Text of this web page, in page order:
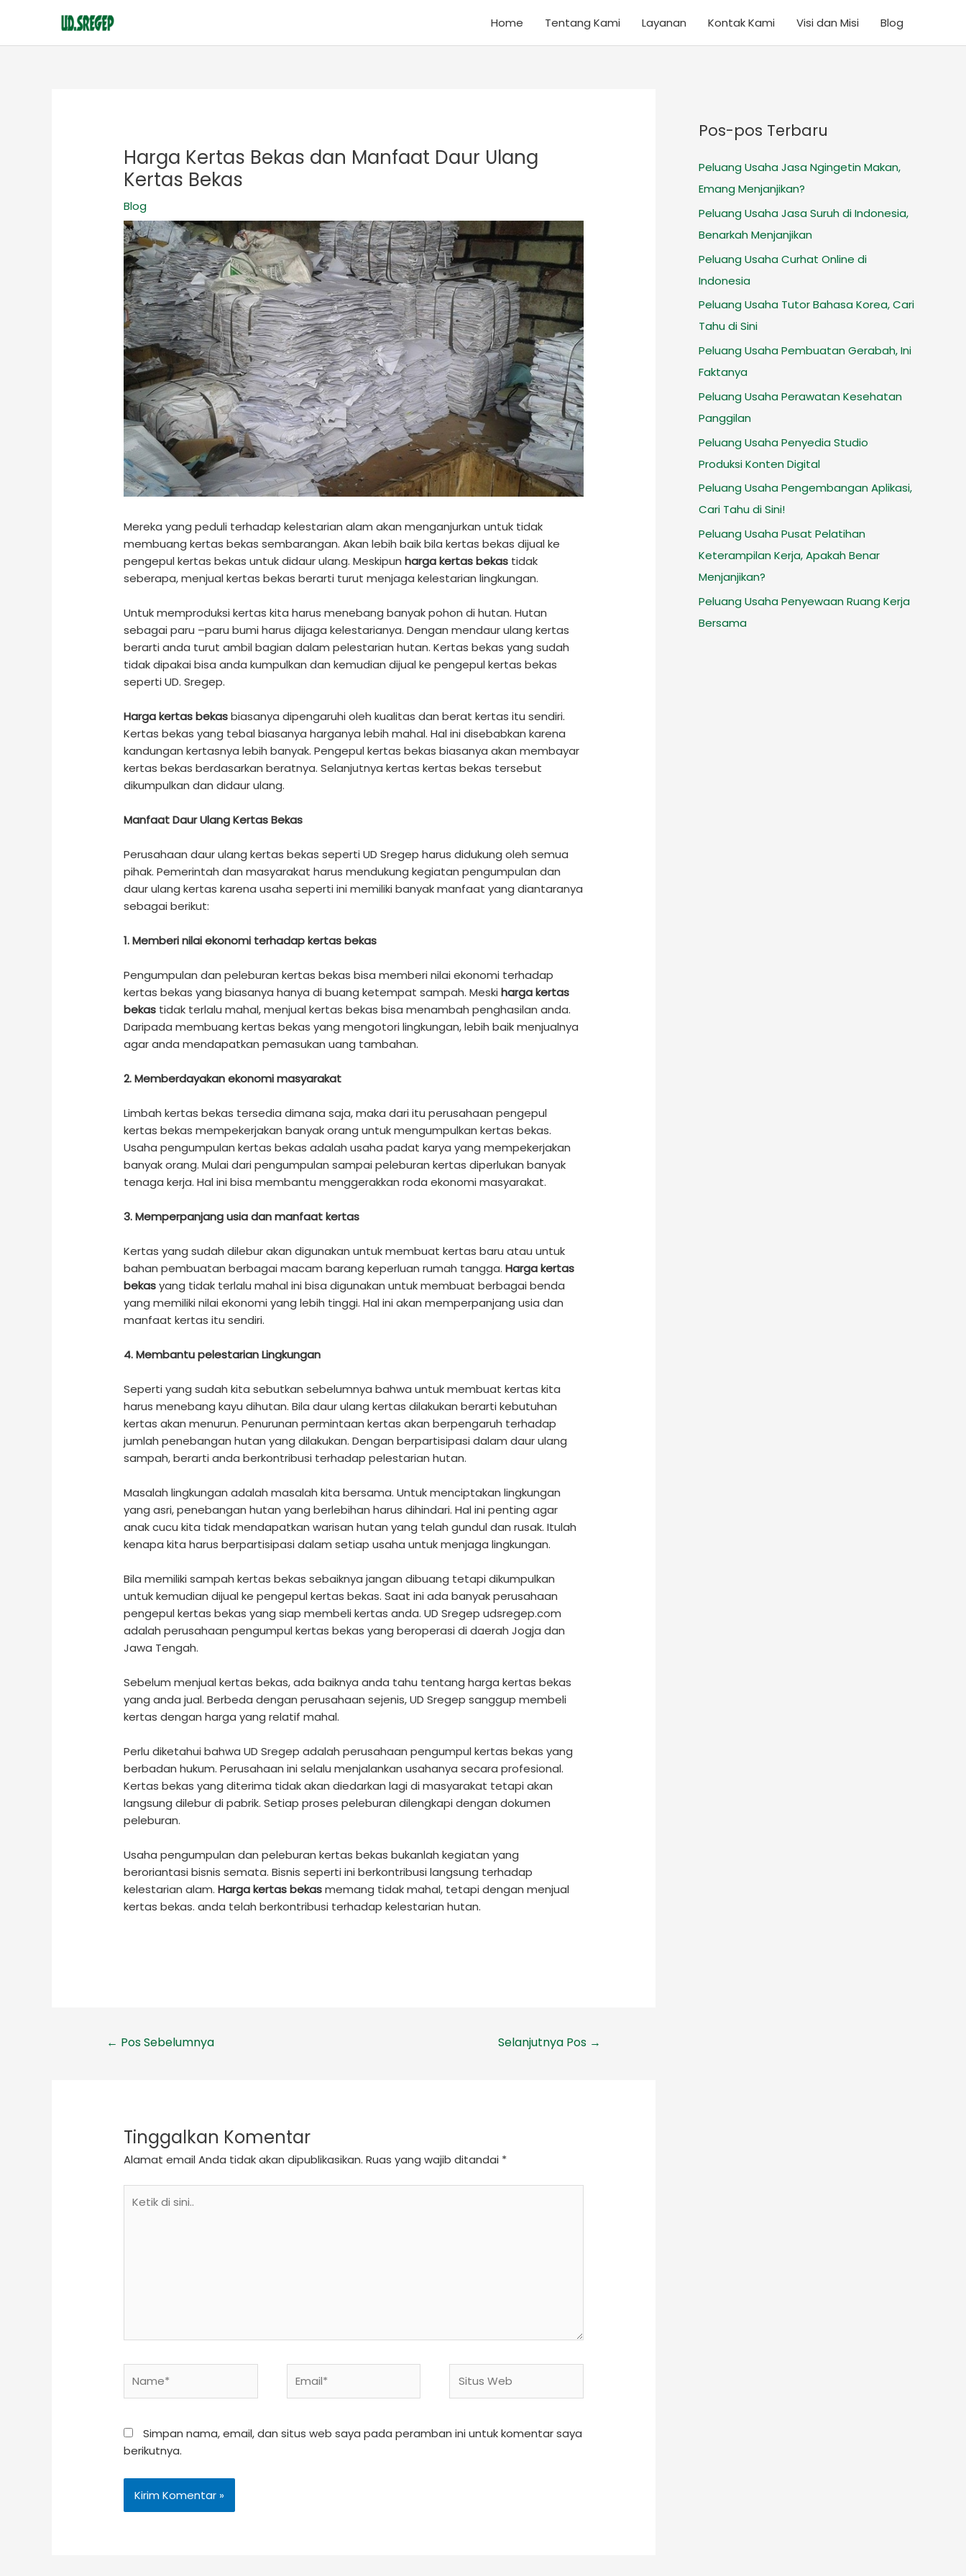
konten
Home Tentang Kami Layanan Kontak Kami Visi dan Misi Blog
Harga Kertas Bekas dan Manfaat Daur Ulang
Kertas Bekas
Blog
Mereka yang peduli terhadap kelestarian alam akan menganjurkan untuk tidak
membuang kertas bekas sembarangan. Akan lebih baik bila kertas bekas dijual ke
pengepul kertas bekas untuk didaur ulang. Meskipunharga kertas bekas tidak
seberapa, menjual kertas bekas berarti turut menjaga kelestarian lingkungan.
Untuk memproduksi kertas kita harus menebang banyak pohon di hutan. Hutan
sebagai paru –paru bumi harus dijaga kelestarianya. Dengan mendaur ulang kertas
berarti anda turut ambil bagian dalam pelestarian hutan. Kertas bekas yang sudah
tidak dipakai bisa anda kumpulkan dan kemudian dijual ke pengepul kertas bekas
seperti UD. Sregep.
Harga kertas bekasbiasanya dipengaruhi oleh kualitas dan berat kertas itu sendiri.
Kertas bekas yang tebal biasanya harganya lebih mahal. Hal ini disebabkan karena
kandungan kertasnya lebih banyak. Pengepul kertas bekas biasanya akan membayar
kertas bekas berdasarkan beratnya. Selanjutnya kertas kertas bekas tersebut
dikumpulkan dan didaur ulang.
Manfaat Daur Ulang Kertas Bekas
Perusahaan daur ulang kertas bekas seperti UD Sregep harus didukung oleh semua
pihak. Pemerintah dan masyarakat harus mendukung kegiatan pengumpulan dan
daur ulang kertas karena usaha seperti ini memiliki banyak manfaat yang diantaranya
sebagai berikut:
1. Memberi nilai ekonomi terhadap kertas bekas
Pengumpulan dan peleburan kertas bekas bisa memberi nilai ekonomi terhadap
kertas bekas yang biasanya hanya di buang ketempat sampah. Meskiharga kertas
bekas tidak terlalu mahal, menjual kertas bekas bisa menambah penghasilan anda.
Daripada membuang kertas bekas yang mengotori lingkungan, lebih baik menjualnya
agar anda mendapatkan pemasukan uang tambahan.
2. Memberdayakan ekonomi masyarakat
Limbah kertas bekas tersedia dimana saja, maka dari itu perusahaan pengepul
kertas bekas mempekerjakan banyak orang untuk mengumpulkan kertas bekas.
Usaha pengumpulan kertas bekas adalah usaha padat karya yang mempekerjakan
banyak orang. Mulai dari pengumpulan sampai peleburan kertas diperlukan banyak
tenaga kerja. Hal ini bisa membantu menggerakkan roda ekonomi masyarakat.
3. Memperpanjang usia dan manfaat kertas
Kertas yang sudah dilebur akan digunakan untuk membuat kertas baru atau untuk
bahan pembuatan berbagai macam barang keperluan rumah tangga.Harga kertas
bekasyang tidak terlalu mahal ini bisa digunakan untuk membuat berbagai benda
yang memiliki nilai ekonomi yang lebih tinggi. Hal ini akan memperpanjang usia dan
manfaat kertas itu sendiri.
4. Membantu pelestarian Lingkungan
Seperti yang sudah kita sebutkan sebelumnya bahwa untuk membuat kertas kita
harus menebang kayu dihutan. Bila daur ulang kertas dilakukan berarti kebutuhan
kertas akan menurun. Penurunan permintaan kertas akan berpengaruh terhadap
jumlah penebangan hutan yang dilakukan. Dengan berpartisipasi dalam daur ulang
sampah, berarti anda berkontribusi terhadap pelestarian hutan.
Masalah lingkungan adalah masalah kita bersama. Untuk menciptakan lingkungan
yang asri, penebangan hutan yang berlebihan harus dihindari. Hal ini penting agar
anak cucu kita tidak mendapatkan warisan hutan yang telah gundul dan rusak. Itulah
kenapa kita harus berpartisipasi dalam setiap usaha untuk menjaga lingkungan.
Bila memiliki sampah kertas bekas sebaiknya jangan dibuang tetapi dikumpulkan
untuk kemudian dijual ke pengepul kertas bekas. Saat ini ada banyak perusahaan
pengepul kertas bekas yang siap membeli kertas anda. UD Sregep udsregep.com
adalah perusahaan pengumpul kertas bekas yang beroperasi di daerah Jogja dan
Jawa Tengah.
Sebelum menjual kertas bekas, ada baiknya anda tahu tentang harga kertas bekas
yang anda jual. Berbeda dengan perusahaan sejenis, UD Sregep sanggup membeli
kertas dengan harga yang relatif mahal.
Perlu diketahui bahwa UD Sregep adalah perusahaan pengumpul kertas bekas yang
berbadan hukum. Perusahaan ini selalu menjalankan usahanya secara profesional.
Kertas bekas yang diterima tidak akan diedarkan lagi di masyarakat tetapi akan
langsung dilebur di pabrik. Setiap proses peleburan dilengkapi dengan dokumen
peleburan.
Usaha pengumpulan dan peleburan kertas bekas bukanlah kegiatan yang
beroriantasi bisnis semata. Bisnis seperti ini berkontribusi langsung terhadap
kelestarian alam.Harga kertas bekasmemang tidak mahal, tetapi dengan menjual
kertas bekas. anda telah berkontribusi terhadap kelestarian hutan.
← Pos Sebelumnya Selanjutnya Pos →
Tinggalkan Komentar
Alamat email Anda tidak akan dipublikasikan. Ruas yang wajib ditandai *
di
Web
Simpan nama, email, dan situs web saya pada peramban ini untuk komentar saya
berikutnya.
Pos-pos Terbaru
Peluang Usaha Jasa Ngingetin Makan,
Emang Menjanjikan?
Peluang Usaha Jasa Suruh di Indonesia,
Benarkah Menjanjikan
Peluang Usaha Curhat Online di
Indonesia
Peluang Usaha Tutor Bahasa Korea, Cari
Tahu di Sini
Peluang Usaha Pembuatan Gerabah, Ini
Faktanya
Peluang Usaha Perawatan Kesehatan
Panggilan
Peluang Usaha Penyedia Studio
Produksi Konten Digital
Peluang Usaha Pengembangan Aplikasi,
Cari Tahu di Sini!
Peluang Usaha Pusat Pelatihan
Keterampilan Kerja, Apakah Benar
Menjanjikan?
Peluang Usaha Penyewaan Ruang Kerja
Bersama